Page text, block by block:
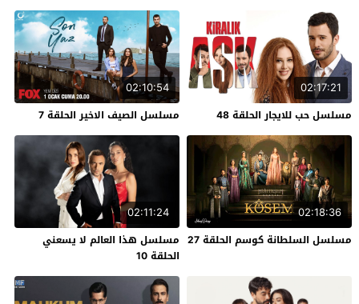
02:17:21
مسلسل حب للايجار الحلقة 48
02:10:54
مسلسل الصيف الاخير الحلقة 7
02:18:36
مسلسل السلطانة كوسم الحلقة 27
02:11:24
مسلسل هذا العالم لا يسعني
الحلقة 10